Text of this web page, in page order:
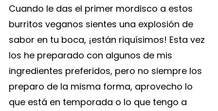
Cuando le das el primer mordisco a estos
burritos veganos sientes una explosión de
sabor en tu boca, ¡están riquísimos! Esta vez
los he preparado con algunos de mis
ingredientes preferidos, pero no siempre los
preparo de la misma forma, aprovecho lo
que está en temporada o lo que tengo a